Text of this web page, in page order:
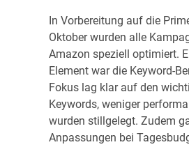
In Vorbereitung auf die
Oktober wurden alle
Amazon speziell optimiert.
Element war die Keyword-
Fokus lag klar auf den
Keywords, weniger
wurden stillgelegt. Zudem
Anpassungen bei